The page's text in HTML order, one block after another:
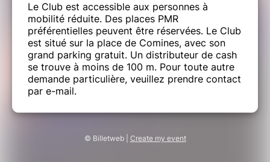
Le Club est accessible aux personnes à
mobilité réduite. Des places PMR
préférentielles peuvent être réservées. Le Club
est situé sur la place de Comines, avec son
grand parking gratuit. Un distributeur de cash
se trouve à moins de 100 m. Pour toute autre
demande particulière, veuillez prendre contact
par e-mail.
© Billetweb | Create my event